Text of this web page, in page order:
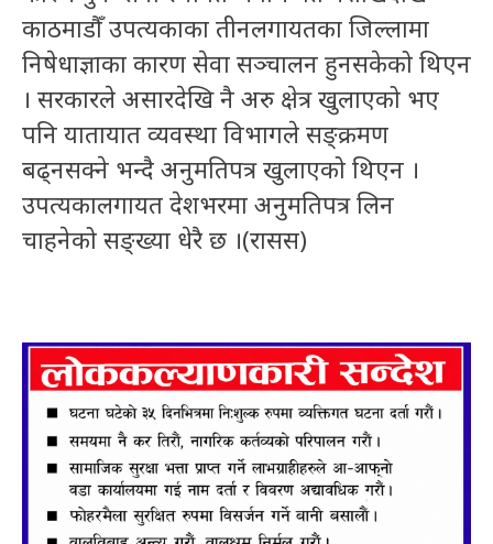
काठमाडौँ उपत्यकाका तीनलगायतका जिल्लामा
निषेधाज्ञाका कारण सेवा सञ्चालन हुनसकेको थिएन
। सरकारले असारदेखि नै अरु क्षेत्र खुलाएको भए
पनि यातायात व्यवस्था विभागले सङ्क्रमण
बढ्नसक्ने भन्दै अनुमतिपत्र खुलाएको थिएन ।
उपत्यकालगायत देशभरमा अनुमतिपत्र लिन
चाहनेको सङ्ख्या धेरै छ ।(रासस)